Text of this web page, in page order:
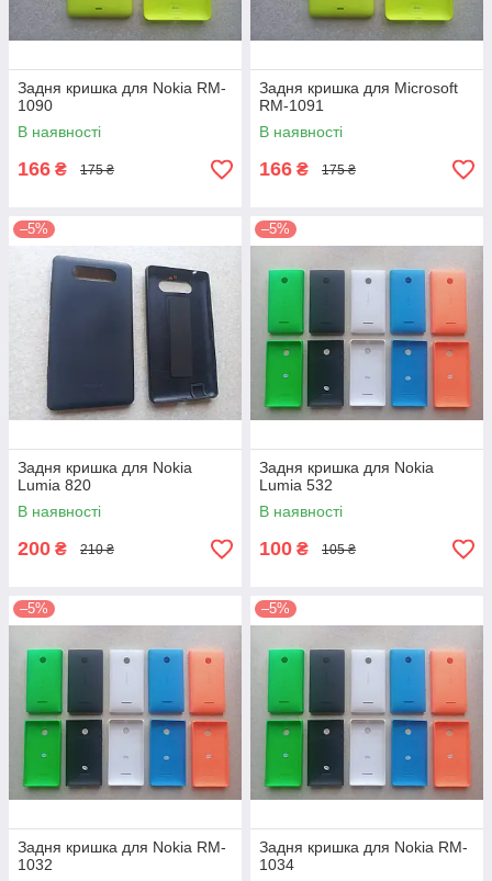
Задня кришка для Nokia RM-
1090
В наявності
166 ₴ 175 ₴
Задня кришка для Microsoft
RM-1091
В наявності
166 ₴ 175 ₴
–5%
Задня кришка для Nokia
Lumia 820
В наявності
200 ₴ 210 ₴
–5%
Задня кришка для Nokia
Lumia 532
В наявності
100 ₴ 105 ₴
–5%
Задня кришка для Nokia RM-
1032
–5%
Задня кришка для Nokia RM-
1034